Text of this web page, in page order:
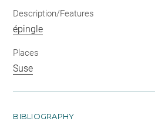
Description/Features
épingle
Places
Suse
BIBLIOGRAPHY